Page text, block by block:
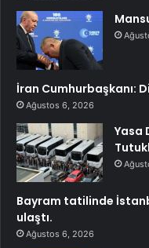
İran Cumhurbaşkanı:
Ağustos 6, 2026
Yasa
Bayram tatilinde
ulaştı.
Ağustos 6, 2026